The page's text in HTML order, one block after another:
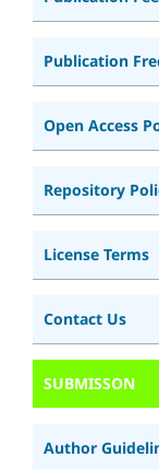
Publication
Open Access
Repository
License Terms
Contact Us
SUBMISSON
Author